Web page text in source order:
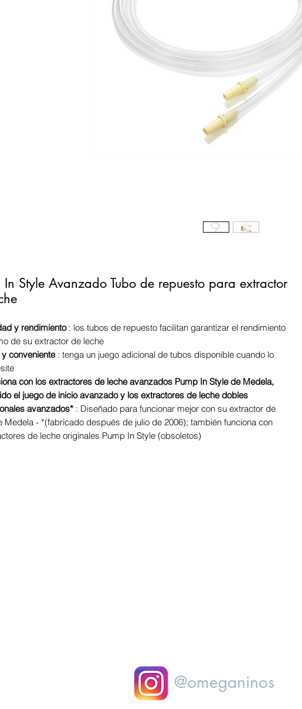
In Style Avanzado Tubo de repuesto para extractor
y rendimiento: los tubos de repuesto facilitan garantizar el rendimiento
de su extractor de leche
y conveniente: tenga un juego adicional de tubos disponible cuando lo
con los extractores de leche avanzados Pump In Style de Medela,
el juego de inicio avanzado y los extractores de leche dobles
avanzados* : Diseñado para funcionar mejor con su extractor de
Medela - *(fabricado después de julio de 2006); también funciona con
de leche originales Pump In Style (obsoletos)
@omeganinos